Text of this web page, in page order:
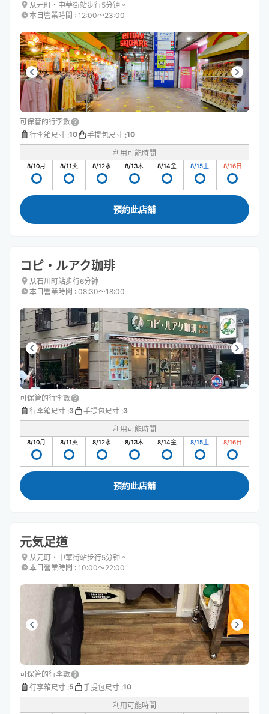
从元町・中華街站步行5分钟。
本日營業時間 : 12:00〜23:00
可保管的行李數
行李箱尺寸 :10 手提包尺寸 :10
利用可能時間
8/10月 8/11火 8/12水 8/13木 8/14金 8/15土 8/16日
預約此店舖
コピ・ルアク珈琲
从石川町站步行6分钟。
本日營業時間 : 08:30〜18:00
可保管的行李數
行李箱尺寸 :3 手提包尺寸 :3
利用可能時間
8/10月 8/11火 8/12水 8/13木 8/14金 8/15土 8/16日
預約此店舖
元気足道
从元町・中華街站步行5分钟。
本日營業時間 : 10:00〜22:00
可保管的行李數
行李箱尺寸 :5 手提包尺寸 :10
利用可能時間